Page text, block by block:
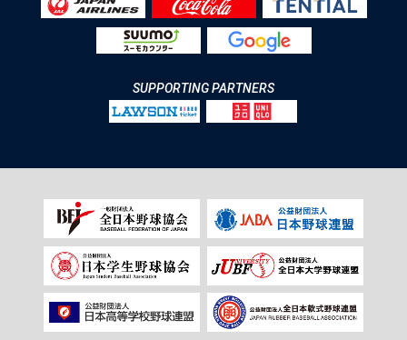
SUPPORTING PARTNERS